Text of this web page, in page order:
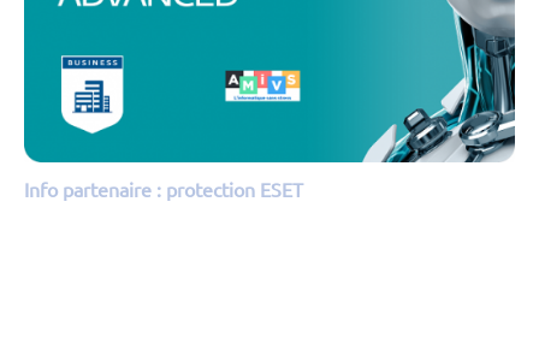
Info partenaire : protection ESET